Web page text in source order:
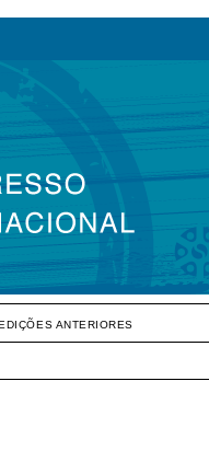
ANTERIORES